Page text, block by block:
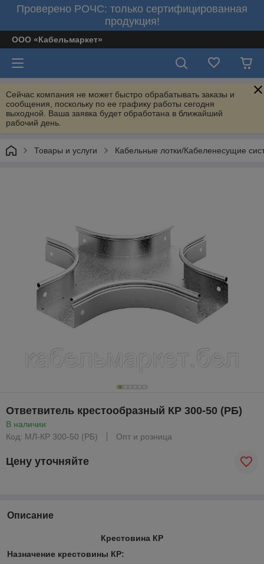
Проверено РОЧС: только сертифицированная
продукция!
ООО «Кабельмаркет»
Сейчас компания не может быстро обрабатывать заказы и
сообщения, поскольку по ее графику работы сегодня
выходной. Ваша заявка будет обработана в ближайший
рабочий день.
Товары и услуги Кабельные лотки/Кабеленесущие
Ответвитель крестообразный КР 300-50 (РБ)
В наличии
Код: МЛ-КР 300-50 (РБ)
Опт и розница
Цену уточняйте
Описание
Крестовина КР
Назначение крестовины КР: